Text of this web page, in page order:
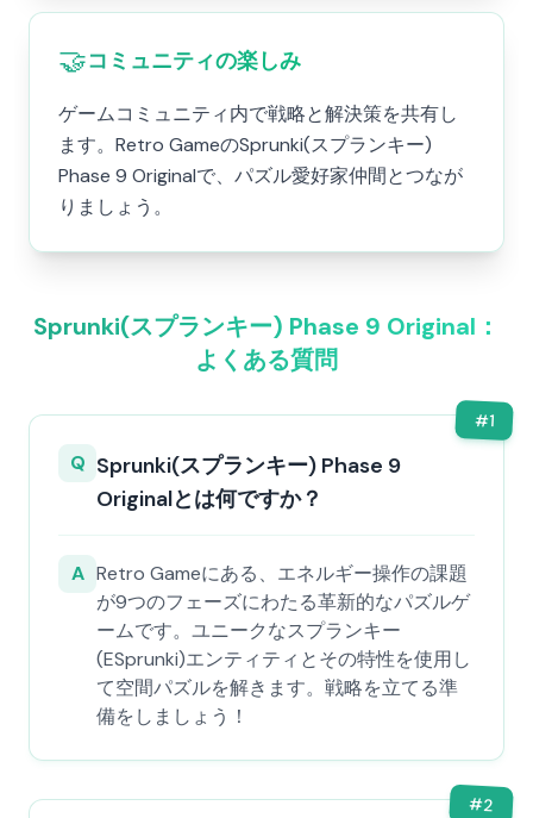
🤝コミュニティの楽しみ
ゲームコミュニティ内で戦略と解決策を共有し
ます。Retro GameのSprunki(スプランキー)
Phase 9 Originalで、パズル愛好家仲間とつなが
りましょう。
Sprunki(スプランキー) Phase 9 Original：
よくある質問
#1
Q Sprunki(スプランキー) Phase 9
Originalとは何ですか？
A Retro Gameにある、エネルギー操作の課題
が9つのフェーズにわたる革新的なパズルゲ
ームです。ユニークなスプランキー
(ESprunki)エンティティとその特性を使用し
て空間パズルを解きます。戦略を立てる準
備をしましょう！
#2